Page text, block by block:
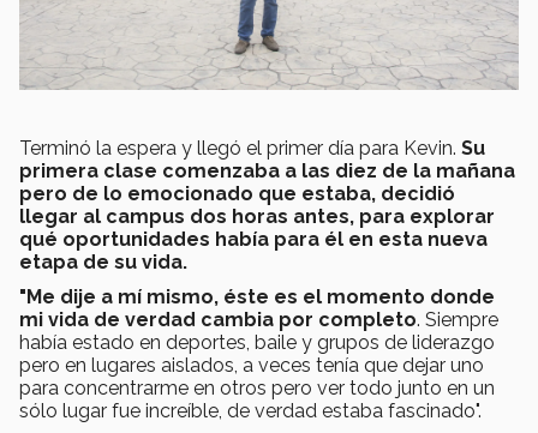
Terminó la espera y llegó el primer día para Kevin. Su
primera clase comenzaba a las diez de la mañana
pero de lo emocionado que estaba, decidió
llegar al campus dos horas antes, para explorar
qué oportunidades había para él en esta nueva
etapa de su vida.
"Me dije a mí mismo, éste es el momento donde
mi vida de verdad cambia por completo. Siempre
había estado en deportes, baile y grupos de liderazgo
pero en lugares aislados, a veces tenía que dejar uno
para concentrarme en otros pero ver todo junto en un
sólo lugar fue increíble, de verdad estaba fascinado".